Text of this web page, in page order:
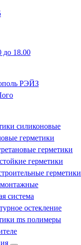
до 18.00
силиконовые
герметики
герметики
герметики
герметики
система
остекление
ms полимеры